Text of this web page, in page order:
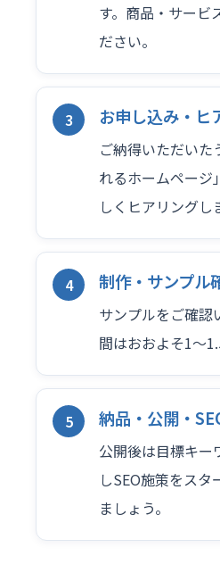
す。商品・サービ
ださい。
お申し込み・ヒ
ご納得いただい
れるホームページ
しくヒアリングし
制作・サンプル
サンプルをご確認
間はおおよそ1〜
納品・公開・
公開後は目標キー
しSEO施策をス
ましょう。